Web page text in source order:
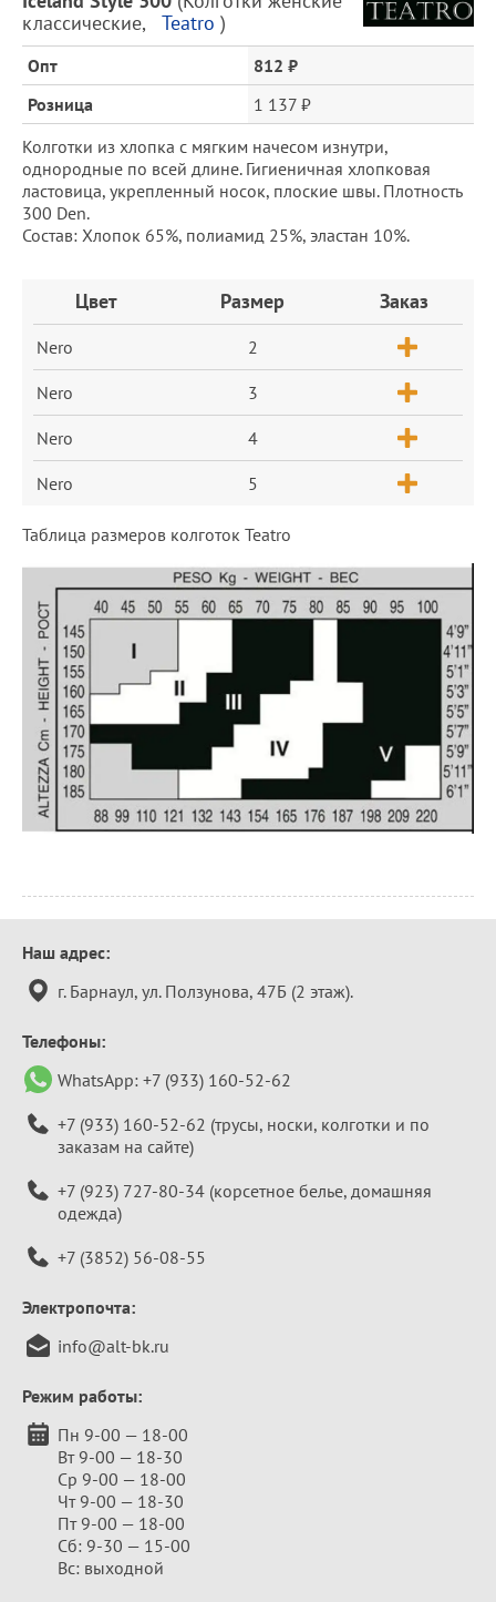
товара
и
цена
классические, Teatro )
Опт
812 ₽
Розница
1 137 ₽
Колготки из хлопка с мягким начесом изнутри,
однородные по всей длине. Гигиеничная хлопковая
ластовица, укрепленный носок, плоские швы. Плотность
300 Den.
Состав: Хлопок 65%, полиамид 25%, эластан 10%.
ЗаказЦвет Размер Заказ
Nero 2
Nero 3
Nero 4
Nero 5
Таблица размеров колготок Teatro
Контактная
информация
Наш адрес:
г. Барнаул, ул. Ползунова, 47Б (2 этаж).
Телефоны:
WhatsApp: +7 (933) 160-52-62
+7 (933) 160-52-62 (трусы, носки, колготки и по
заказам на сайте)
+7 (923) 727-80-34 (корсетное белье, домашняя
одежда)
+7 (3852) 56-08-55
Электропочта:
info@alt-bk.ru
Режим работы:
Пн 9-00 — 18-00
Вт 9-00 — 18-30
Ср 9-00 — 18-00
Чт 9-00 — 18-30
Пт 9-00 — 18-00
Сб: 9-30 — 15-00
Вс: выходной